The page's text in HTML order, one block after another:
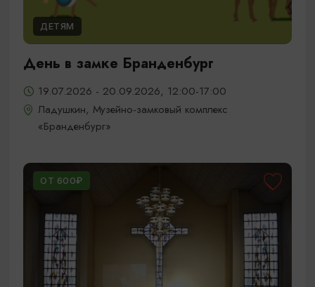
ДЕТЯМ
День в замке Бранденбург
19.07.2026 - 20.09.2026, 12:00-17:00
Ладушкин, Музейно-замковый комплекс
«Бранденбург»
ОТ 600₽